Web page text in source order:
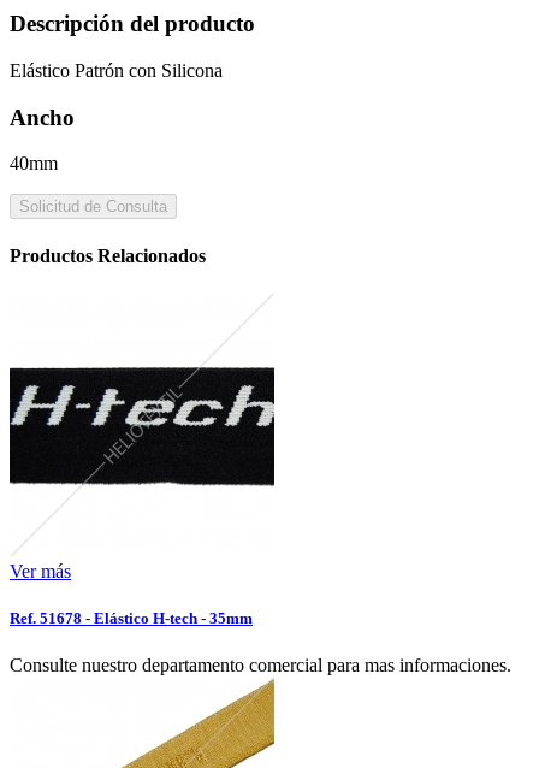
Descripción del producto
Elástico Patrón con Silicona
Ancho
40mm
Solicitud de Consulta
Productos Relacionados
Ver más
Ref. 51678 - Elástico H-tech - 35mm
Consulte nuestro departamento comercial para mas informaciones.